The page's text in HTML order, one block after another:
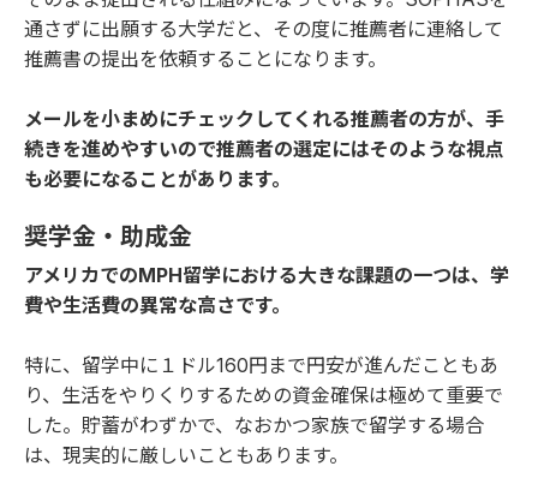
通さずに出願する大学だと、その度に推薦者に連絡して
推薦書の提出を依頼することになります。
メールを小まめにチェックしてくれる推薦者の方が、手
続きを進めやすいので推薦者の選定にはそのような視点
も必要になることがあります。
奨学金・助成金
アメリカでのMPH留学における大きな課題の一つは、学
費や生活費の異常な高さです。
特に、留学中に１ドル160円まで円安が進んだこともあ
り、生活をやりくりするための資金確保は極めて重要で
した。貯蓄がわずかで、なおかつ家族で留学する場合
は、現実的に厳しいこともあります。